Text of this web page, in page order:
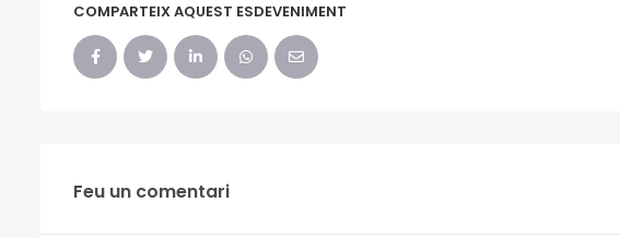
COMPARTEIX AQUEST ESDEVENIMENT
Feu un comentari